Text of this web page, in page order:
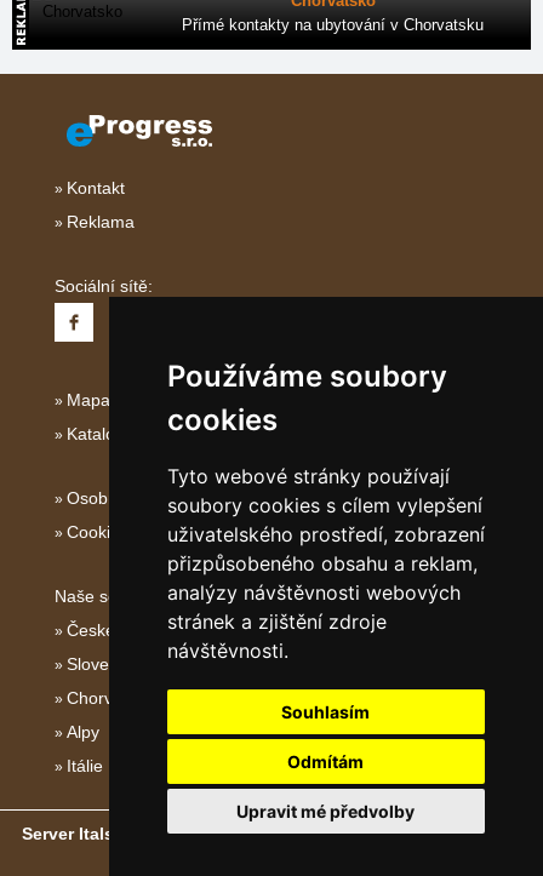
Používáme soubory
cookies
Tyto webové stránky používají
soubory cookies s cílem vylepšení
uživatelského prostředí, zobrazení
přizpůsobeného obsahu a reklam,
analýzy návštěvnosti webových
stránek a zjištění zdroje
návštěvnosti.
Souhlasím
Odmítám
Upravit mé předvolby
Přímé kontakty na ubytování v Chorvatsku
Kontakt
Reklama
Sociální sítě:
Mapa serveru Jižní Itálie
Katalog ubytování Jižní Itálie
Osobní údaje
Cookies
Naše servery:
České hory
Slovenské hory
Chorvatsko
Alpy
Itálie
Server Italské hory, ostrovy a pobřeží- Copyright © 2011-2026